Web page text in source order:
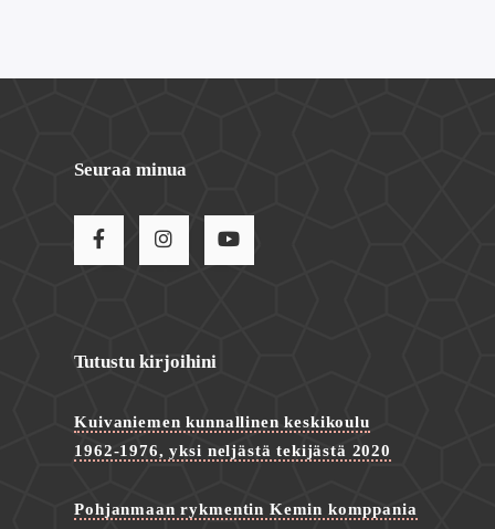
Seuraa minua
Tutustu kirjoihini
Kuivaniemen kunnallinen keskikoulu
1962-1976, yksi neljästä tekijästä 2020
Pohjanmaan rykmentin Kemin komppania